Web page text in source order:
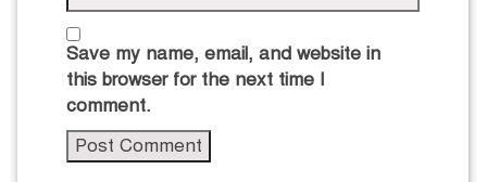
Save my name, email, and website in
this browser for the next time I
comment.